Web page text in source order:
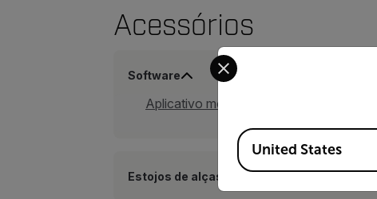
Acessórios
Software
Aplicativo móvel Flir Tools
Estojos de alças
Select your preferred
Available Locations
United States